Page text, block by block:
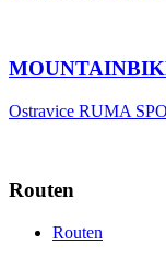
Ostravice RUMA
Routen
Routen